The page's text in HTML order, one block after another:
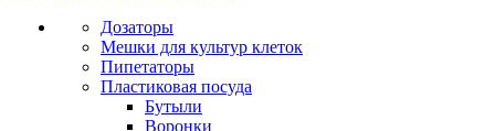
Дозаторы
Мешки для культур клеток
Пипетаторы
Пластиковая посуда
Бутыли
Воронки